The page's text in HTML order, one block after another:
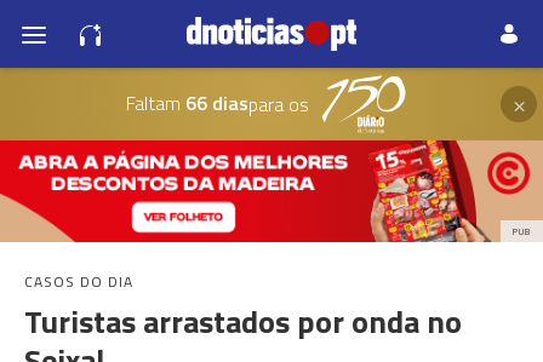
Faltam 66 diaspara os ×
PUB
CASOS DO DIA
Turistas arrastados por onda no